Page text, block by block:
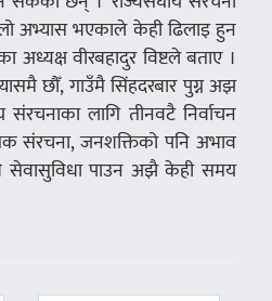
अभ्यास भएकाले केही ढिलाइ हुन
अध्यक्ष वीरबहादुर विष्टले बताए ।
छौँ, गाउँमै सिंहदरबार पुग्न अझ
लागि तीनवटै निर्वाचन
संरचना, जनशक्तिको पनि अभाव
सेवासुविधा पाउन अझै केही समय